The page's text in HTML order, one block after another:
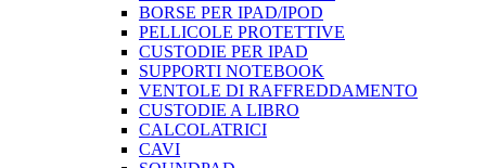
BORSE PER IPAD/IPOD
PELLICOLE PROTETTIVE
CUSTODIE PER IPAD
SUPPORTI NOTEBOOK
VENTOLE DI RAFFREDDAMENTO
CUSTODIE A LIBRO
CALCOLATRICI
CAVI